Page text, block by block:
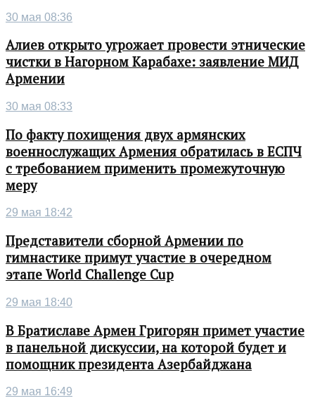
30 мая 08:36
Алиев открыто угрожает провести этнические
чистки в Нагорном Карабахе: заявление МИД
Армении
30 мая 08:33
По факту похищения двух армянских
военнослужащих Армения обратилась в ЕСПЧ
с требованием применить промежуточную
меру
29 мая 18:42
Представители сборной Армении по
гимнастике примут участие в очередном
этапе World Challenge Cup
29 мая 18:40
В Братиславе Армен Григорян примет участие
в панельной дискуссии, на которой будет и
помощник президента Азербайджана
29 мая 16:49